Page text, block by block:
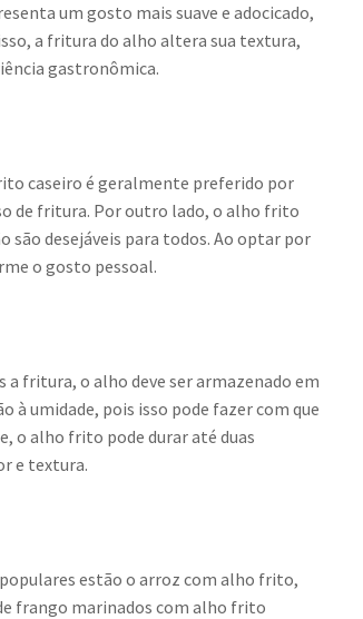
um gosto mais suave e adocicado,
a fritura do alho altera sua textura,
gastronômica.
caseiro é geralmente preferido por
de fritura. Por outro lado, o alho frito
são desejáveis para todos. Ao optar por
o gosto pessoal.
a fritura, o alho deve ser armazenado em
umidade, pois isso pode fazer com que
o alho frito pode durar até duas
e textura.
estão o arroz com alho frito,
frango marinados com alho frito